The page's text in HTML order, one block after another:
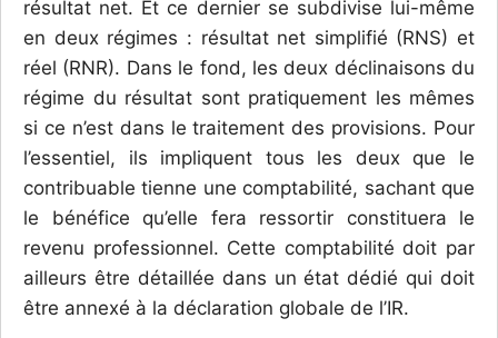
résultat net. Et ce dernier se subdivise lui-même
en deux régimes : résultat net simplifié (RNS) et
réel (RNR). Dans le fond, les deux déclinaisons du
régime du résultat sont pratiquement les mêmes
si ce n’est dans le traitement des provisions. Pour
l’essentiel, ils impliquent tous les deux que le
contribuable tienne une comptabilité, sachant que
le bénéfice qu’elle fera ressortir constituera le
revenu professionnel. Cette comptabilité doit par
ailleurs être détaillée dans un état dédié qui doit
être annexé à la déclaration globale de l’IR.